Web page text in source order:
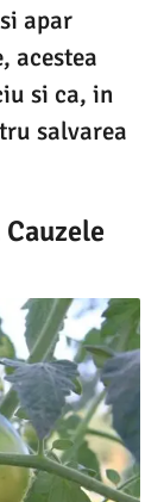
apar
acestea
si ca, in
salvarea